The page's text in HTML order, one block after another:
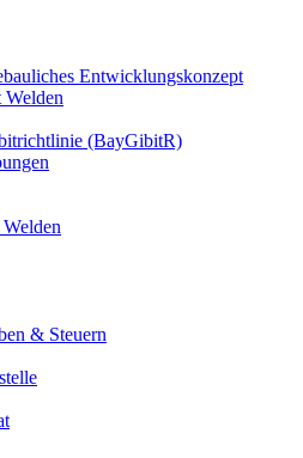
Entwicklungskonzept
(BayGibitR)
& Steuern